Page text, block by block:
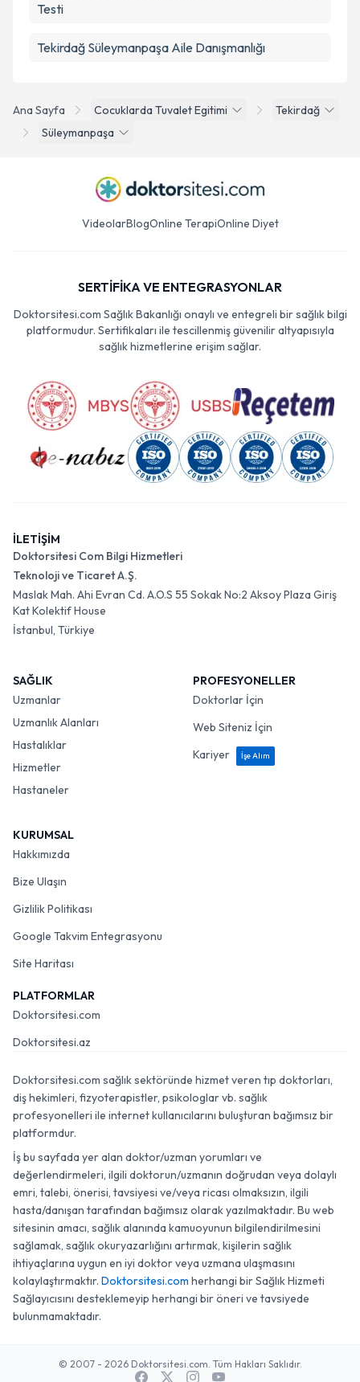
Ana Sayfa Cocuklarda Tuvalet Egitimi
Tekirdağ
Süleymanpaşa
Testi
Tekirdağ Süleymanpaşa Aile Danışmanlığı
VideolarBlogOnline TerapiOnline Diyet
SERTİFİKA VE ENTEGRASYONLAR
Doktorsitesi.com Sağlık Bakanlığı onaylı ve entegreli bir sağlık bilgi
platformudur. Sertifikaları ile tescillenmiş güvenilir altyapısıyla
sağlık hizmetlerine erişim sağlar.
İLETİŞİM
Doktorsitesi Com Bilgi Hizmetleri
Teknoloji ve Ticaret A.Ş.
Maslak Mah. Ahi Evran Cd. A.O.S 55 Sokak No:2 Aksoy Plaza Giriş
Kat Kolektif House
İstanbul, Türkiye
SAĞLIK
Uzmanlar
Uzmanlık Alanları
Hastalıklar
Hizmetler
Hastaneler
PROFESYONELLER
Doktorlar İçin
Web Siteniz İçin
Kariyer
İşe Alım
KURUMSAL
Hakkımızda
Bize Ulaşın
Gizlilik Politikası
Google Takvim Entegrasyonu
Site Haritası
PLATFORMLAR
Doktorsitesi.com
Doktorsitesi.az
Doktorsitesi.com sağlık sektöründe hizmet veren tıp doktorları,
diş hekimleri, fizyoterapistler, psikologlar vb. sağlık
profesyonelleri ile internet kullanıcılarını buluşturan bağımsız bir
platformdur.
İş bu sayfada yer alan doktor/uzman yorumları ve
değerlendirmeleri, ilgili doktorun/uzmanın doğrudan veya dolaylı
emri, talebi, önerisi, tavsiyesi ve/veya ricası olmaksızın, ilgili
hasta/danışan tarafından bağımsız olarak yazılmaktadır. Bu web
sitesinin amacı, sağlık alanında kamuoyunun bilgilendirilmesini
sağlamak, sağlık okuryazarlığını artırmak, kişilerin sağlık
ihtiyaçlarına uygun en iyi doktor veya uzmana ulaşmasını
kolaylaştırmaktır. Doktorsitesi.com herhangi bir Sağlık Hizmeti
Sağlayıcısını desteklemeyip herhangi bir öneri ve tavsiyede
bulunmamaktadır.
© 2007 - 2026 Doktorsitesi.com. Tüm Hakları Saklıdır.